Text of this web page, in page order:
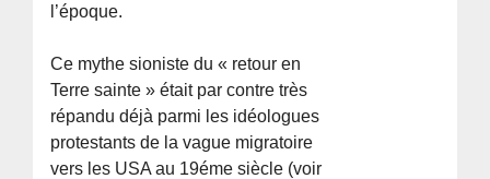
l’époque.
Ce mythe sioniste du « retour en
Terre sainte » était par contre très
répandu déjà parmi les idéologues
protestants de la vague migratoire
vers les USA au 19éme siècle (voir